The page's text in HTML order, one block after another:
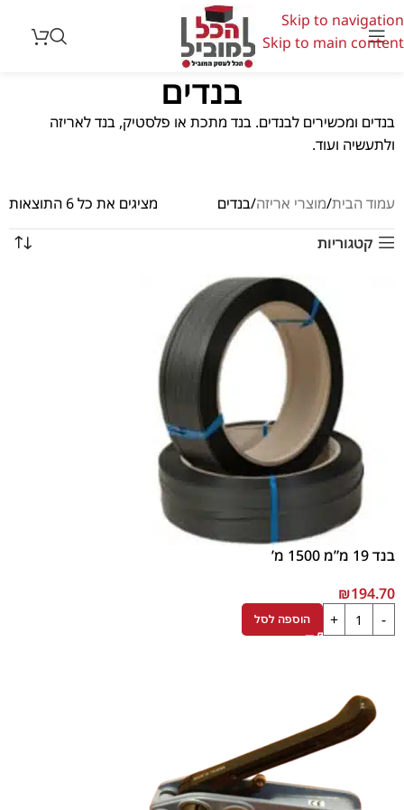
Skip to navigation
Skip to main content
בנדים
בנדים ומכשירים לבנדים. בנד מתכת או פלסטיק, בנד לאריזה
ולתעשיה ועוד.
עמוד הבית מוצרי אריזה בנדים מציגים את כל ⁦6⁩ התוצאות
קטגוריות
בנד 19 מ”מ 1500 מ’
₪194.70
הוספה לסל